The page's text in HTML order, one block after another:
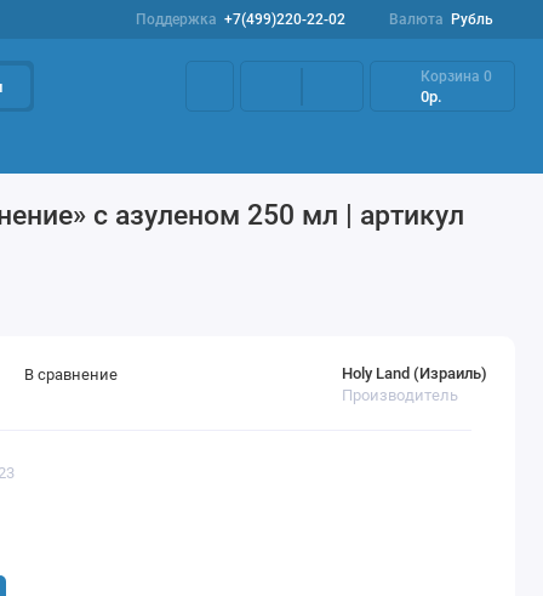
Поддержка +7(499)220-22-02 Валюта Рубль
Корзина 0
0р.
с азуленом 250 мл | артикул
Holy Land (Израиль)
Производитель
В сравнение